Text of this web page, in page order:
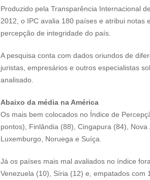
Produzido pela Transparência Internacional
2012, o IPC avalia 180 países e atribui notas
percepção de integridade do país.
A pesquisa conta com dados oriundos de
juristas, empresários e outros especialistas
analisado.
Abaixo da média na América
Os mais bem colocados no Índice de
pontos), Finlândia (88), Cingapura (84),
Luxemburgo, Noruega e Suíça.
Já os países mais mal avaliados no índice
Venezuela (10), Síria (12) e, empatados com